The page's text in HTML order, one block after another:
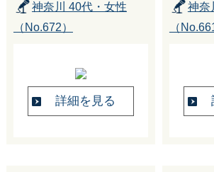
神奈川 40代・女性
（No.672）
詳細を見る
神奈
（